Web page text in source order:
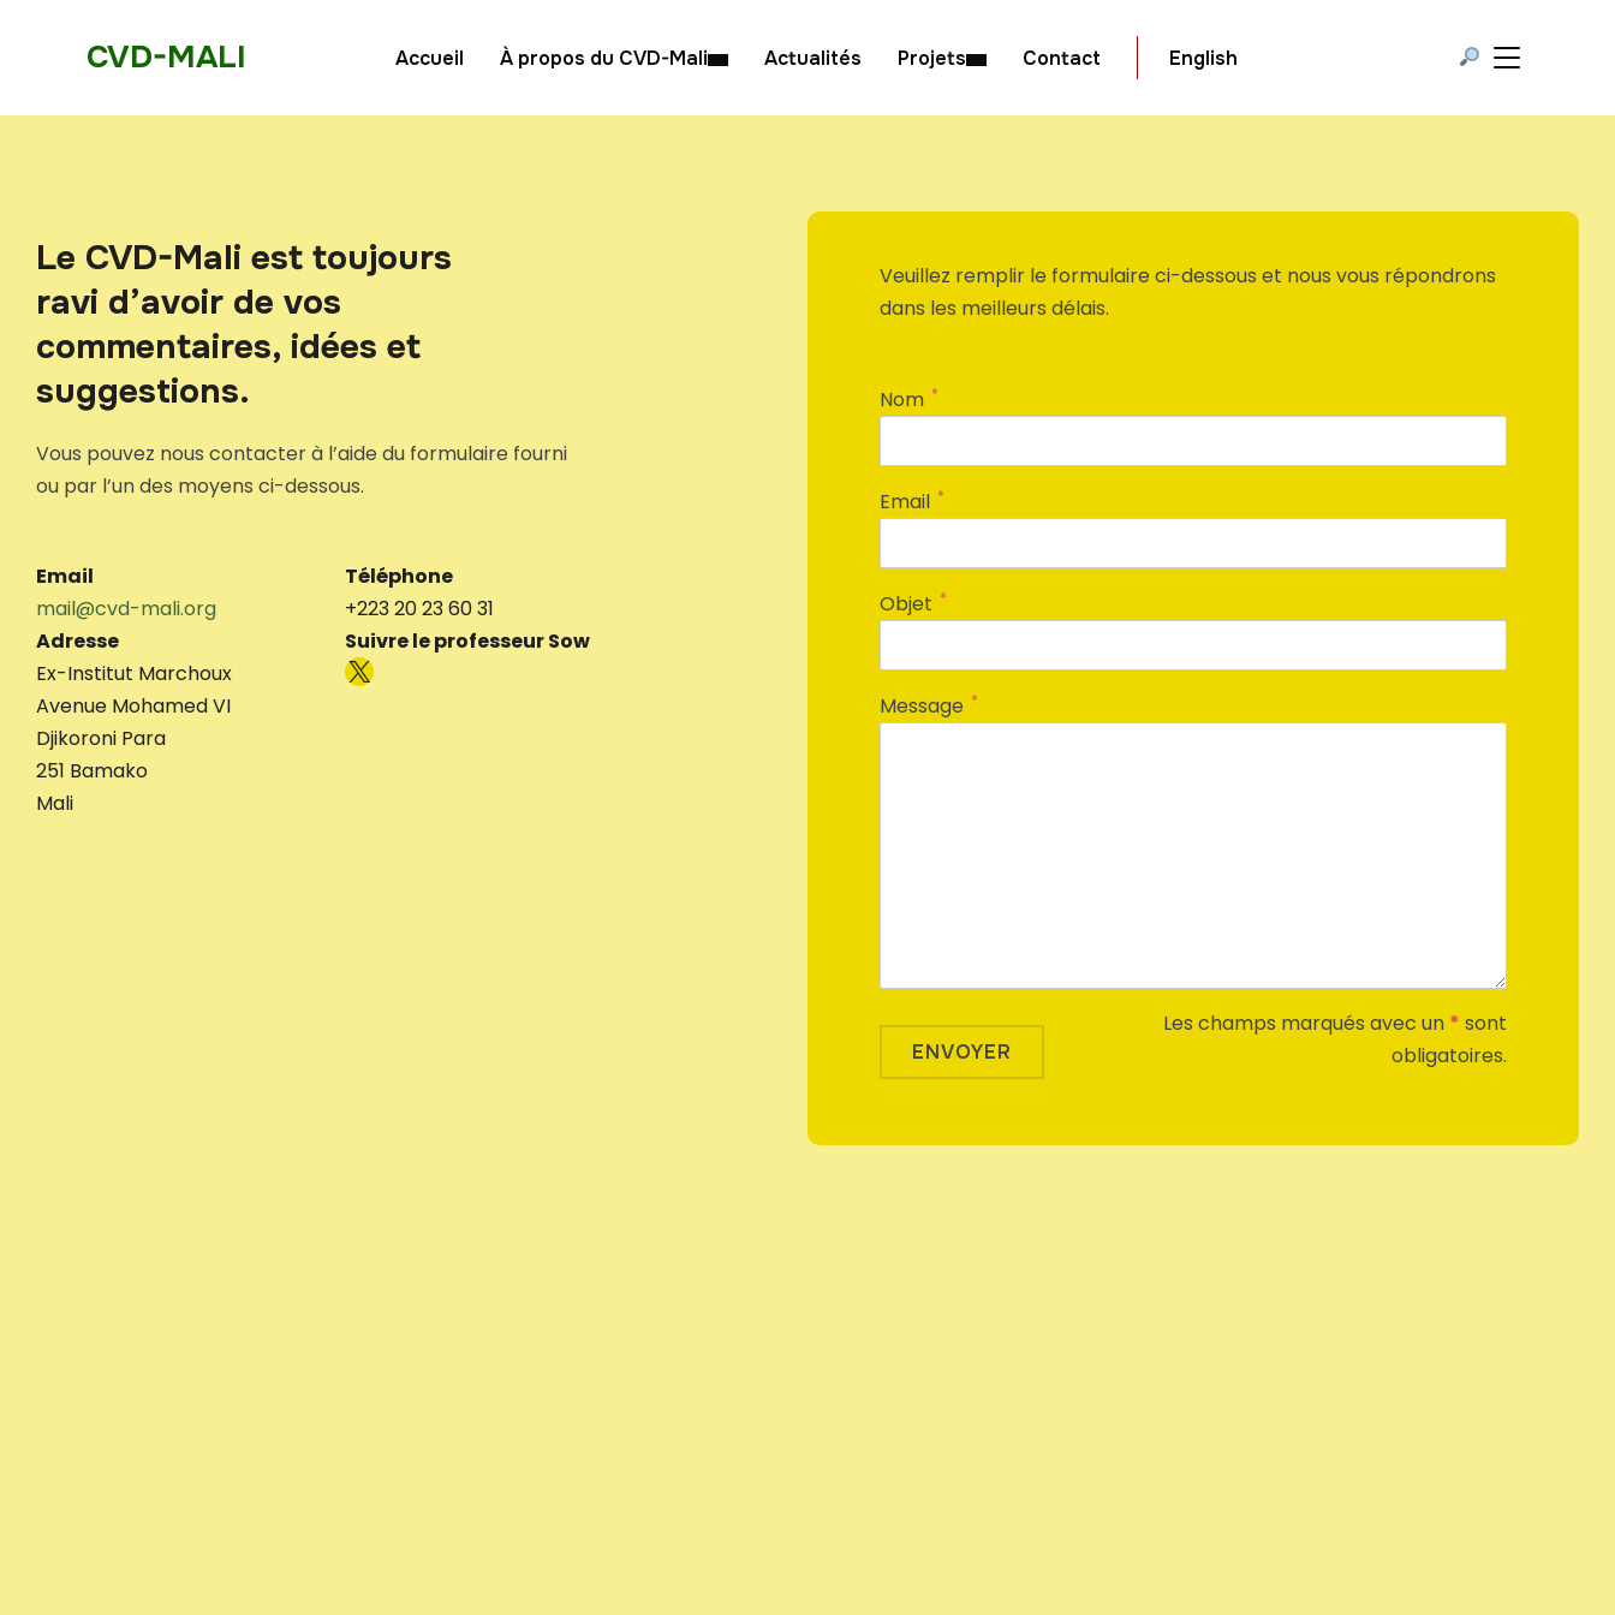
CVD-MALI Accueil À propos du CVD-Mali Actualités Projets Contact English BASCULER
Le CVD-Mali est toujours
ravi d’avoir de vos
commentaires, idées et
suggestions.
Vous pouvez nous contacter à l’aide du formulaire fourni
ou par l’un des moyens ci-dessous.
Email
mail@cvd-mali.org
Téléphone
+223 20 23 60 31
Adresse
Ex-Institut Marchoux
Avenue Mohamed VI
Djikoroni Para
251 Bamako
Mali
Suivre le professeur Sow
X
Veuillez remplir le formulaire ci-dessous et nous vous répondrons
dans les meilleurs délais.
Nom *
Email *
Objet *
Message *
Les champs marqués avec un * sont
obligatoires.